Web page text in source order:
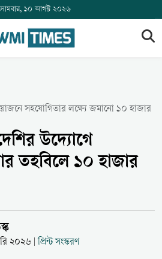
১০ আগস্ট ২০২৬
সহযোগিতার লক্ষ্যে জমানো ১০ হাজার
উদ্যোগে
তহবিলে ১০ হাজার
২০২৬ প্রিন্ট সংস্করণ